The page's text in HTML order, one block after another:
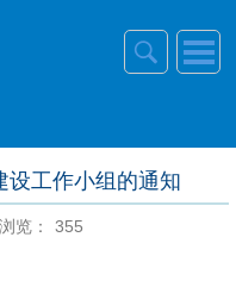
设工作小组的通知
浏览： 355